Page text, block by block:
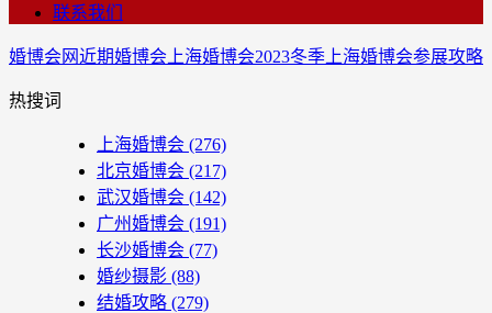
联系我们
婚博会网近期婚博会 上海婚博会2023冬季上海婚博会参展攻略
热搜词
上海婚博会 (276)
北京婚博会 (217)
武汉婚博会 (142)
广州婚博会 (191)
长沙婚博会 (77)
婚纱摄影 (88)
结婚攻略 (279)